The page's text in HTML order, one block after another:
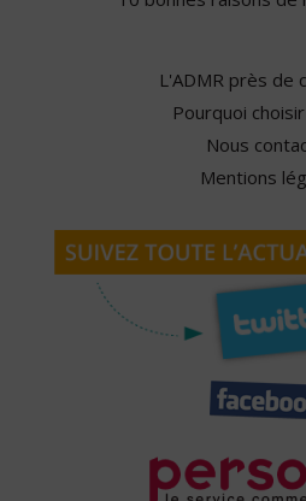
L'ADMR près de
Pourquoi
Nous
Mentions